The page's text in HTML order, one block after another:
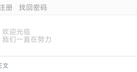
册 找回密码
欢迎光临
我们一直在努力
文